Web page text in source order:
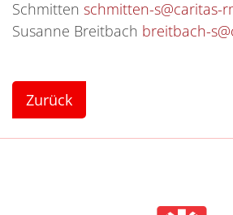
Schmitten schmitten-s@caritas-
Susanne Breitbach breitbach-
Zurück